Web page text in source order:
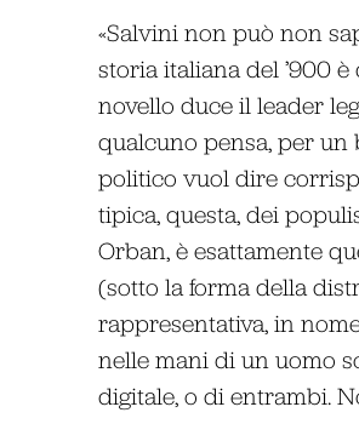
«Salvini non può non
storia italiana del ’900
novello duce il leader
qualcuno pensa, per
politico vuol dire
tipica, questa, dei
Orban, è esattamente
(sotto la forma della
rappresentativa, in
nelle mani di un uomo
digitale, o di entrambi.